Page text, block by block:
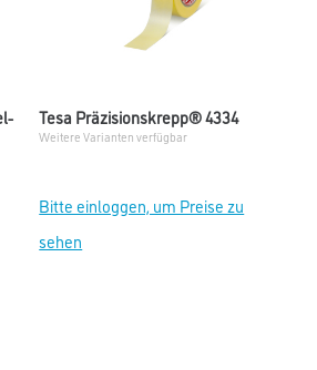
Tesa Präzisionskrepp® 4334
Weitere Varianten verfügbar
Bitte einloggen, um Preise zu
sehen